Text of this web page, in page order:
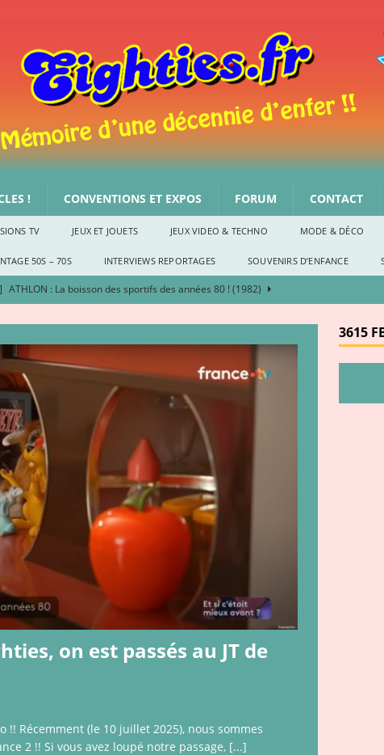
! CONVENTIONS ET EXPOS FORUM CONTACT
TV JEUX ET JOUETS JEUX VIDEO & TECHNO MODE & DÉCO
50S – 70S INTERVIEWS REPORTAGES SOUVENIRS D’ENFANCE
ATHLON : La boisson des sportifs des années 80 ! (1982)
Le Noël des années 80, par She-Ra
SOUVENIRS D'ENFANCE
] On a testé : Génération Souvenirs ! le jeu
JEUX ET JOUETS
CITROËN CX, par JPB !!
JEUX VIDEO & TECHNO
Vu qu’on adore les Eighties, on est passés au JT de Antenne 2 !!
on est passés au JT de
Récemment (le 10 juillet 2025), nous sommes
2 !! Si vous avez loupé notre passage, [...]
3615